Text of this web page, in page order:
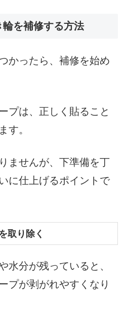
を補修する方法
かったら、補修を始め
プは、正しく貼ること
す。
ませんが、下準備を丁
に仕上げるポイントで
取り除く
水分が残っていると、
プが剥がれやすくなり